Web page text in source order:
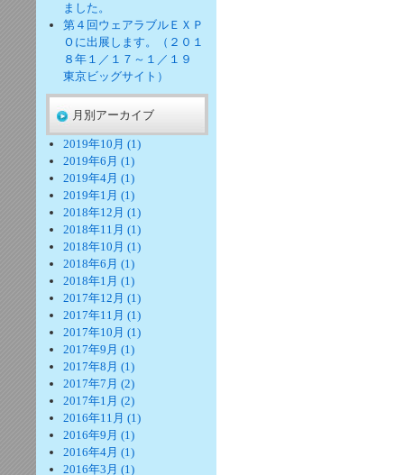
ました。
第４回ウェアラブルＥＸＰ
Ｏに出展します。（２０１
８年１／１７～１／１９
東京ビッグサイト）
月別アーカイブ
2019年10月 (1)
2019年6月 (1)
2019年4月 (1)
2019年1月 (1)
2018年12月 (1)
2018年11月 (1)
2018年10月 (1)
2018年6月 (1)
2018年1月 (1)
2017年12月 (1)
2017年11月 (1)
2017年10月 (1)
2017年9月 (1)
2017年8月 (1)
2017年7月 (2)
2017年1月 (2)
2016年11月 (1)
2016年9月 (1)
2016年4月 (1)
2016年3月 (1)